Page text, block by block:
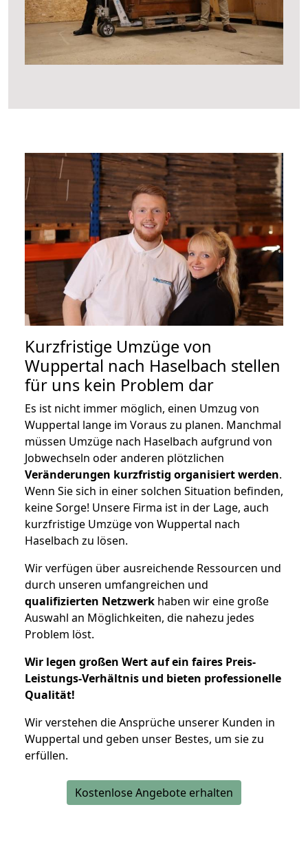
Kurzfristige Umzüge von
Wuppertal nach Haselbach stellen
für uns kein Problem dar
Es ist nicht immer möglich, einen Umzug von
Wuppertal lange im Voraus zu planen. Manchmal
müssen Umzüge nach Haselbach aufgrund von
Jobwechseln oder anderen plötzlichen
Veränderungen kurzfristig organisiert werden.
Wenn Sie sich in einer solchen Situation befinden,
keine Sorge! Unsere Firma ist in der Lage, auch
kurzfristige Umzüge von Wuppertal nach
Haselbach zu lösen.
Wir verfügen über ausreichende Ressourcen und
durch unseren umfangreichen und
qualifizierten Netzwerk haben wir eine große
Auswahl an Möglichkeiten, die nahezu jedes
Problem löst.
Wir legen großen Wert auf ein faires Preis-
Leistungs-Verhältnis und bieten professionelle
Qualität!
Wir verstehen die Ansprüche unserer Kunden in
Wuppertal und geben unser Bestes, um sie zu
erfüllen.
Kostenlose Angebote erhalten